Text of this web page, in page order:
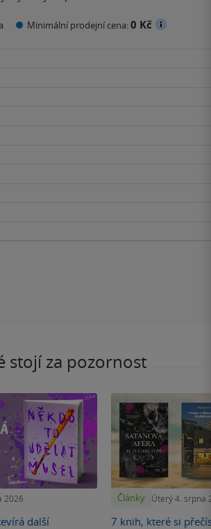
Minimální prodejní cena:0 Kč
stojí za pozornost
2026
další
Články Úterý 4. srpna
7 knih, které si